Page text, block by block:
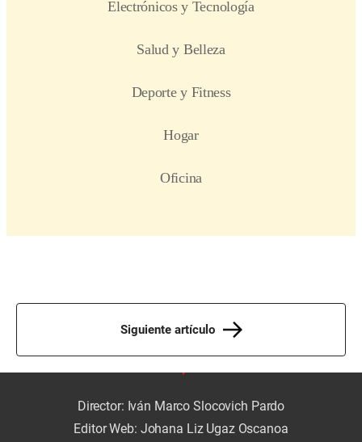
Siguiente artículo
Director: Iván Marco Slocovich Pardo
Editor Web: Johana Liz Ugaz Oscanoa